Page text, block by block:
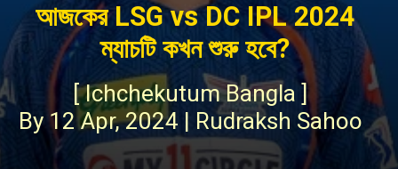
আজকের LSG vs DC IPL 2024
ম্যাচটি কখন শুরু হবে?
[ Ichchekutum Bangla ]
By 12 Apr, 2024 | Rudraksh Sahoo